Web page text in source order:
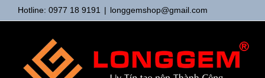
Hotline: 0977 18 9191 | longgemshop@gmail.com